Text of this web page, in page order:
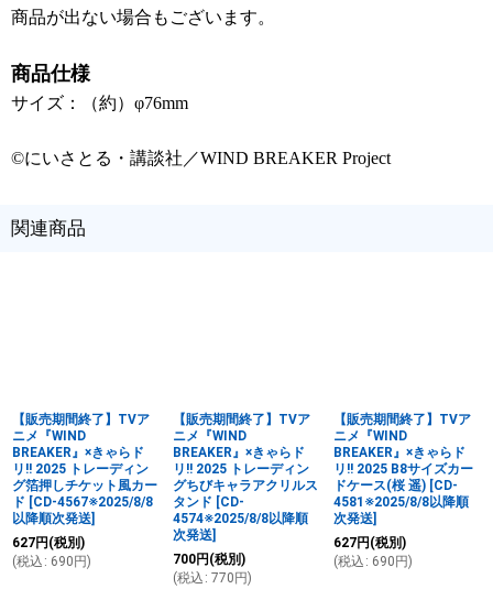
商品が出ない場合もございます。
商品仕様
サイズ：（約）φ76mm
©にいさとる・講談社／WIND BREAKER Project
関連商品
【販売期間終了】TVア
ニメ『WIND
BREAKER』×きゃらド
リ!! 2025 トレーディン
グ箔押しチケット風カー
ド [CD-4567※2025/8/8
以降順次発送]
627円 (税別)
(税込 : 690 円)
【販売期間終了】TVア
ニメ『WIND
BREAKER』×きゃらド
リ!! 2025 トレーディン
グちびキャラアクリルス
タンド [CD-
4574※2025/8/8以降順
次発送]
700円 (税別)
(税込 : 770 円)
【販売期間終了】TVア
ニメ『WIND
BREAKER』×きゃらド
リ!! 2025 B8サイズカー
ドケース(桜 遥) [CD-
4581※2025/8/8以降順
次発送]
627円 (税別)
(税込 : 690 円)